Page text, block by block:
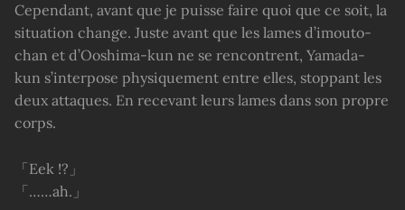
Cependant, avant que je puisse faire quoi que ce soit, la
situation change. Juste avant que les lames d’imouto-
chan et d’Ooshima-kun ne se rencontrent, Yamada-
kun s’interpose physiquement entre elles, stoppant les
deux attaques. En recevant leurs lames dans son propre
corps.
「Eek !?」
「……ah.」